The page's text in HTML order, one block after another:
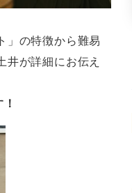
」の特徴から難易
が詳細にお伝え